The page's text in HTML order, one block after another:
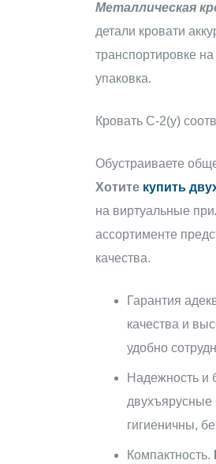
Металлическая
детали кровати
транспортировке
упаковка.
Кровать С-2(у)
Обустраиваете
Хотите купить
на виртуальные
ассортименте
качества.
Гарантия
качества и
удобно
Надежность и
двухъярусные
гигиеничны,
Компактность.